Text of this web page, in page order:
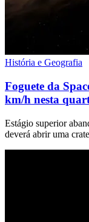
História e Geografia
Foguete da
km/h nesta
Estágio superior
deverá abrir uma